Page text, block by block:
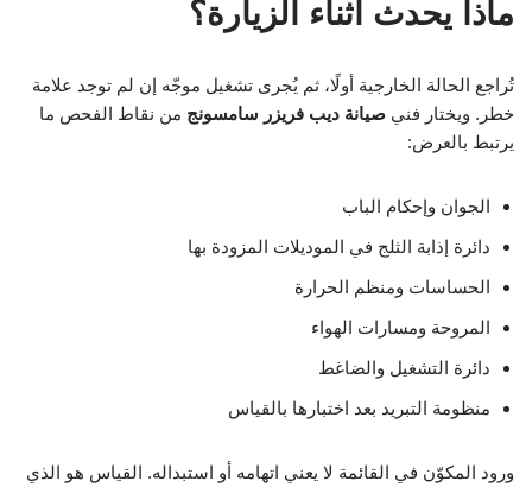
ماذا يحدث أثناء الزيارة؟
تُراجع الحالة الخارجية أولًا، ثم يُجرى تشغيل موجّه إن لم توجد علامة
خطر. ويختار فني صيانة ديب فريزر سامسونج من نقاط الفحص ما
يرتبط بالعرض:
الجوان وإحكام الباب
دائرة إذابة الثلج في الموديلات المزودة بها
الحساسات ومنظم الحرارة
المروحة ومسارات الهواء
دائرة التشغيل والضاغط
منظومة التبريد بعد اختبارها بالقياس
ورود المكوّن في القائمة لا يعني اتهامه أو استبداله. القياس هو الذي